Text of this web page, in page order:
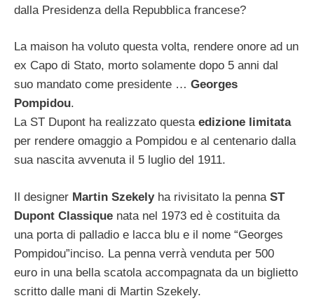
dalla Presidenza della Repubblica francese?
La maison ha voluto questa volta, rendere onore ad un
ex Capo di Stato, morto solamente dopo 5 anni dal
suo mandato come presidente … Georges
Pompidou.
La ST Dupont ha realizzato questa edizione limitata
per rendere omaggio a Pompidou e al centenario dalla
sua nascita avvenuta il 5 luglio del 1911.
Il designer Martin Szekely ha rivisitato la penna ST
Dupont Classique nata nel 1973 ed è costituita da
una porta di palladio e lacca blu e il nome “Georges
Pompidou”inciso. La penna verrà venduta per 500
euro in una bella scatola accompagnata da un biglietto
scritto dalle mani di Martin Szekely.